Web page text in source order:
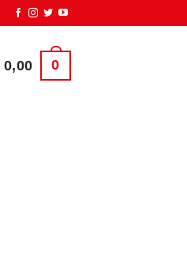
0,00 0